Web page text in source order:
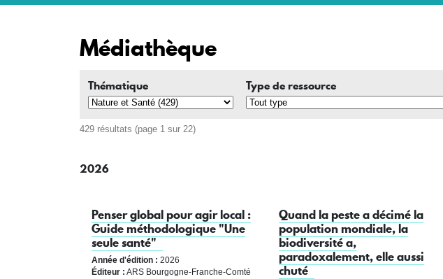
Médiathèque
Thématique Type de ressource
429 résultats (page 1 sur 22)
2026
Penser global pour agir local :
Guide méthodologique "Une
seule santé"
Année d'édition : 2026
Éditeur : ARS Bourgogne-Franche-Comté
Quand la peste a décimé la
population mondiale, la
biodiversité a,
paradoxalement, elle aussi
chuté